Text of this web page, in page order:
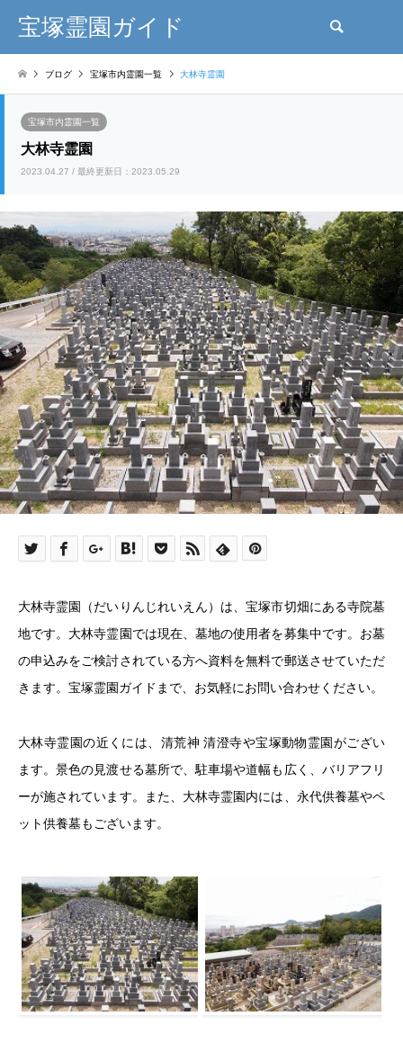
宝塚霊園ガイド
ブログ 宝塚市内霊園一覧 大林寺霊園
宝塚市内霊園一覧
大林寺霊園
2023.04.27 / 最終更新日：2023.05.29
大林寺霊園（だいりんじれいえん）は、宝塚市切畑にある寺院墓
地です。大林寺霊園では現在、墓地の使用者を募集中です。お墓
の申込みをご検討されている方へ資料を無料で郵送させていただ
きます。宝塚霊園ガイドまで、お気軽にお問い合わせください。
大林寺霊園の近くには、清荒神 清澄寺や宝塚動物霊園がござい
ます。景色の見渡せる墓所で、駐車場や道幅も広く、バリアフリ
ーが施されています。また、大林寺霊園内には、永代供養墓やペ
ット供養墓もございます。